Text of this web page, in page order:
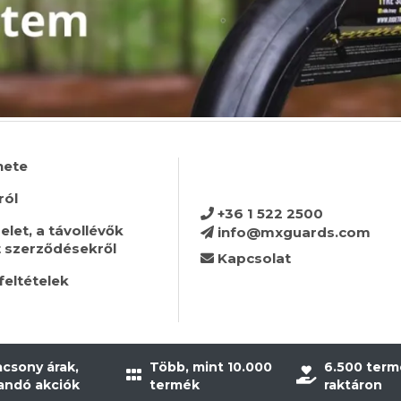
a távollévők
+36 1 522 2500
info@mxguards.com
Kapcsolat
árak,
akciók
Több, mint 10.000
termék
6.500
raktáron